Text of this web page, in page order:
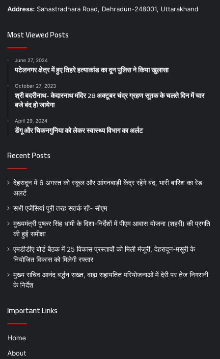
Address: Sahastradhara Road, Dehradun-248001, Uttarakhand
Most Viewed Posts
June 27, 2024
पटेलनगर क्षेत्र में हुए तिहरे हत्याकांड का दून पुलिस ने किया खुलासा
October 27, 2023
श्री बदरीनाथ- केदारनाथ मंदिर 28 अक्टूबर चंद्र ग्रहण सूतक के चलते दिन में चार
बजे बंद हो जायेगा
April 29, 2024
डेंगू और चिकनगुनिया को लेकर स्वास्थ्य विभाग का अर्लट
Recent Posts
देहरादून में 6 अगस्त को स्कूल और आंगनबाड़ी केंद्र रहेंगे बंद, भारी बारिश का रेड
अलर्ट
सभी एजेंसियां पूरी तरह सतर्क रहें- सीएम
मुख्यमंत्री पुष्कर सिंह धामी के दिशा-निर्देशों में पीएम आवास योजना (शहरी) की प्रगति
की हुई समीक्षा
एमडीडीए बोर्ड बैठक में 25 विकास प्रस्तावों को मिली मंजूरी, देहरादून-मसूरी के
नियोजित विकास को मिलेगी रफ्तार
मुख्य सचिव आनंद बर्द्धन सख्त, वाह्य सहायतित परियोजनाओं में देरी पर तेज निगरानी
के निर्देश
Important Links
Home
About